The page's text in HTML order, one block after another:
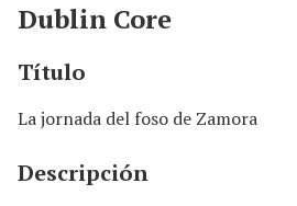
Dublin Core
Título
La jornada del foso de Zamora
Descripción